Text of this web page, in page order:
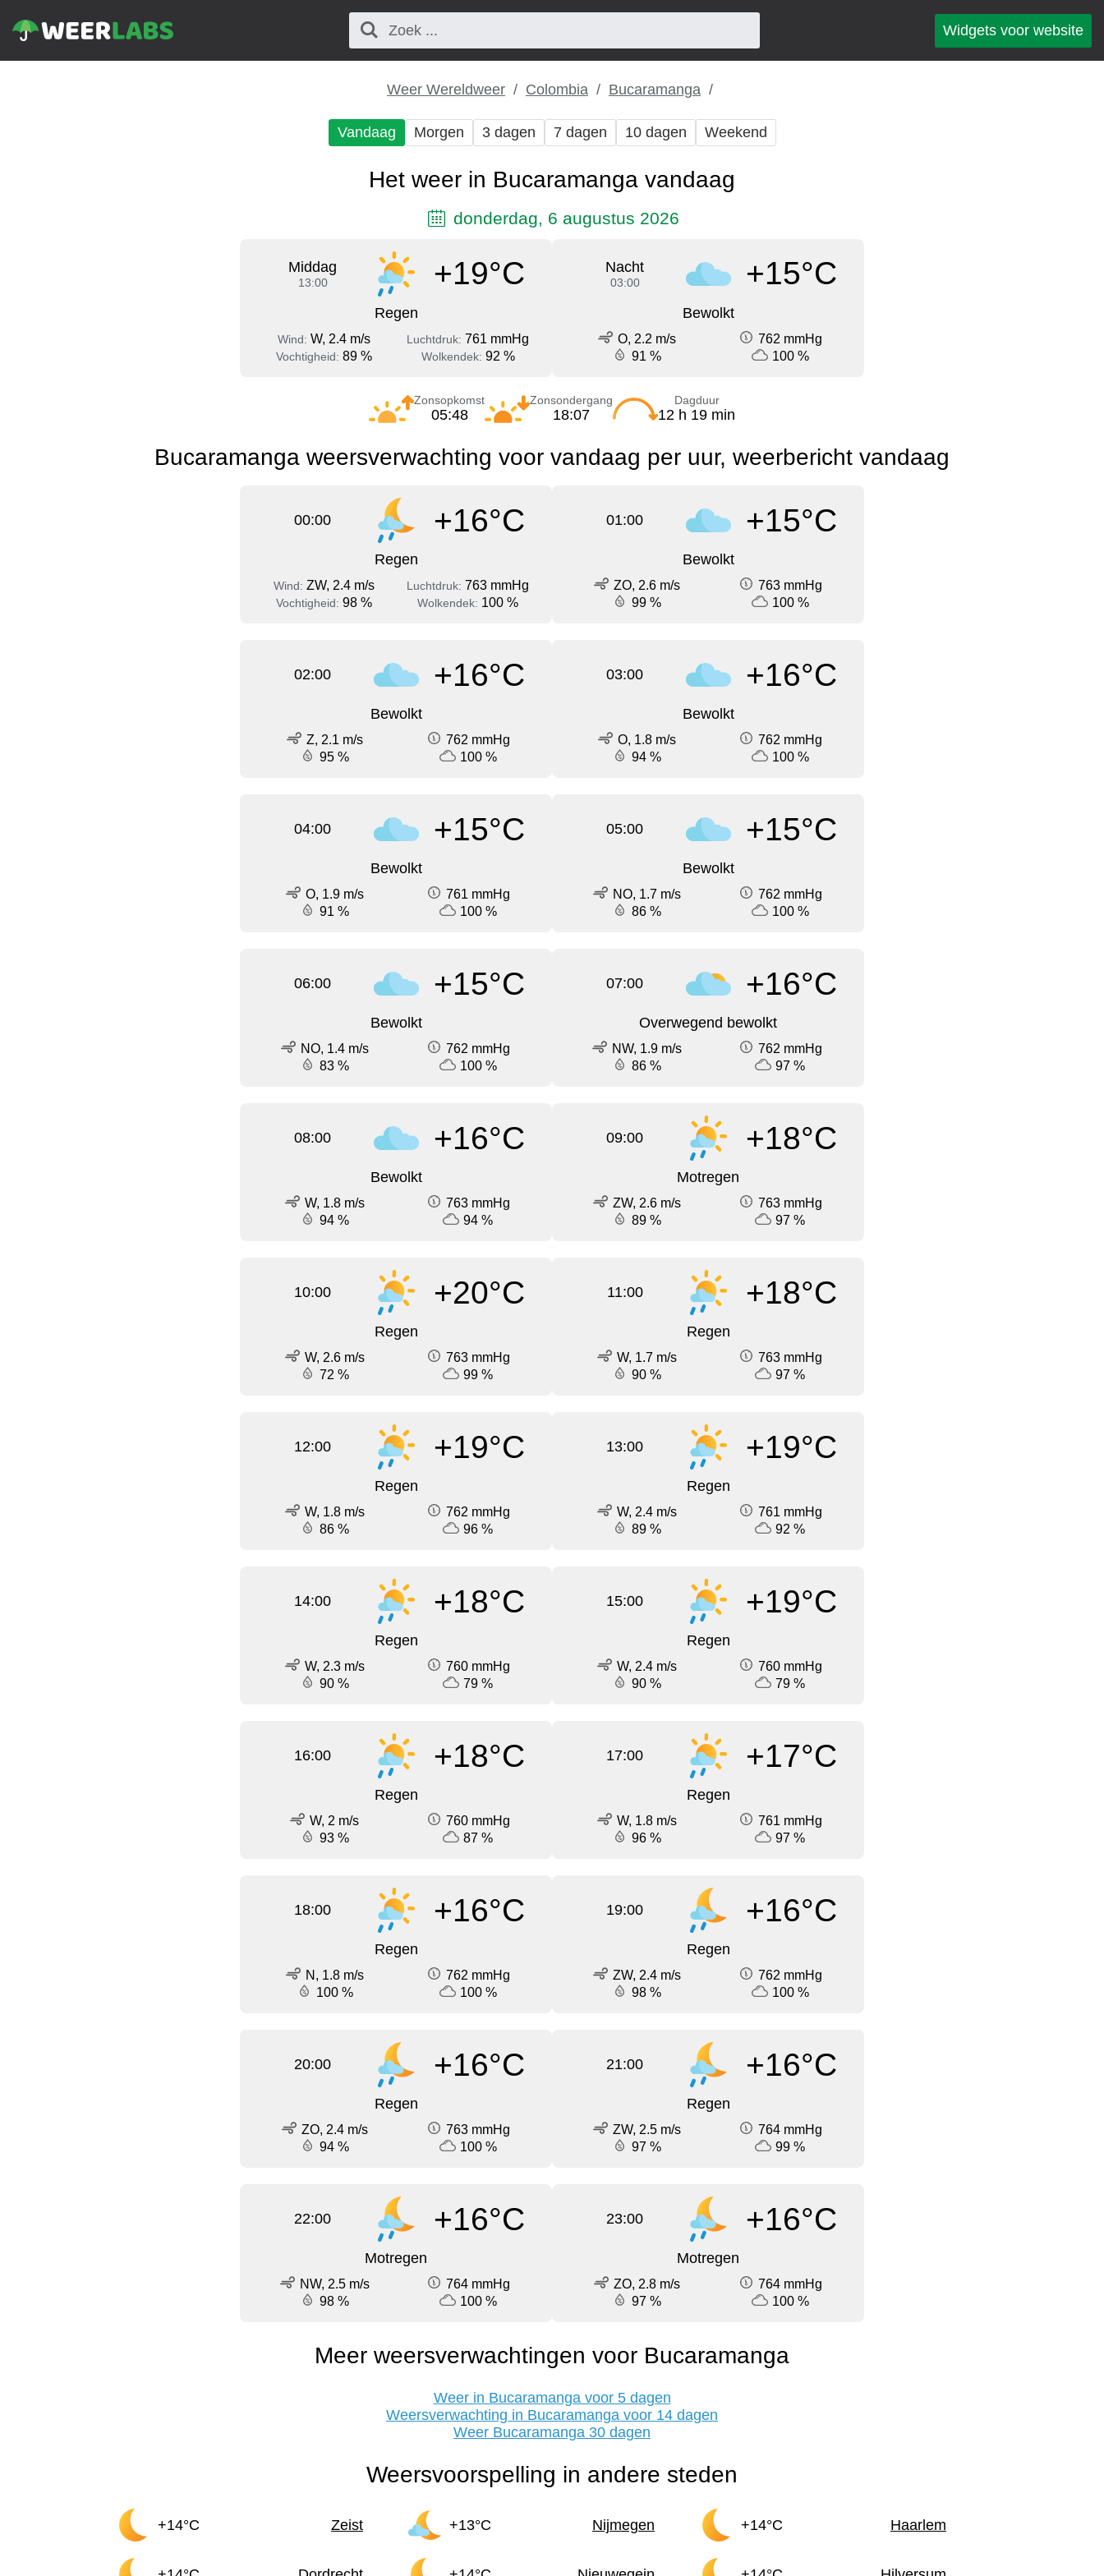
Widgets voor website
Weer Wereldweer Colombia Bucaramanga
Vandaag Morgen 3 dagen 7 dagen 10 dagen Weekend
Het weer in Bucaramanga vandaag
donderdag, 6 augustus 2026
Middag
13:00 +19°C
Regen
Wind: W, 2.4 m/s Luchtdruk: 761 mmHg
Vochtigheid: 89 % Wolkendek: 92 %
Nacht
03:00 +15°C
Bewolkt
O, 2.2 m/s
762 mmHg
91 %
100 %
Zonsopkomst
05:48
Zonsondergang
18:07
Dagduur
12 h 19 min
Bucaramanga weersverwachting voor vandaag per uur, weerbericht vandaag
00:00 +16°C
Regen
Wind: ZW, 2.4 m/s Luchtdruk: 763 mmHg
Vochtigheid: 98 % Wolkendek: 100 %
01:00 +15°C
Bewolkt
ZO, 2.6 m/s
763 mmHg
99 %
100 %
02:00 +16°C
Bewolkt
Z, 2.1 m/s
762 mmHg
95 %
100 %
03:00 +16°C
Bewolkt
O, 1.8 m/s
762 mmHg
94 %
100 %
04:00 +15°C
Bewolkt
O, 1.9 m/s
761 mmHg
91 %
100 %
05:00 +15°C
Bewolkt
NO, 1.7 m/s
762 mmHg
86 %
100 %
06:00 +15°C
Bewolkt
NO, 1.4 m/s
762 mmHg
83 %
100 %
07:00 +16°C
Overwegend bewolkt
NW, 1.9 m/s
762 mmHg
86 %
97 %
08:00 +16°C
Bewolkt
W, 1.8 m/s
763 mmHg
94 %
94 %
09:00 +18°C
Motregen
ZW, 2.6 m/s
763 mmHg
89 %
97 %
10:00 +20°C
Regen
W, 2.6 m/s
763 mmHg
72 %
99 %
11:00 +18°C
Regen
W, 1.7 m/s
763 mmHg
90 %
97 %
12:00 +19°C
Regen
W, 1.8 m/s
762 mmHg
86 %
96 %
13:00 +19°C
Regen
W, 2.4 m/s
761 mmHg
89 %
92 %
14:00 +18°C
Regen
W, 2.3 m/s
760 mmHg
90 %
79 %
15:00 +19°C
Regen
W, 2.4 m/s
760 mmHg
90 %
79 %
16:00 +18°C
Regen
W, 2 m/s
760 mmHg
93 %
87 %
17:00 +17°C
Regen
W, 1.8 m/s
761 mmHg
96 %
97 %
18:00 +16°C
Regen
N, 1.8 m/s
762 mmHg
100 %
100 %
19:00 +16°C
Regen
ZW, 2.4 m/s
762 mmHg
98 %
100 %
20:00 +16°C
Regen
ZO, 2.4 m/s
763 mmHg
94 %
100 %
21:00 +16°C
Regen
ZW, 2.5 m/s
764 mmHg
97 %
99 %
22:00 +16°C
Motregen
NW, 2.5 m/s
764 mmHg
98 %
100 %
23:00 +16°C
Motregen
ZO, 2.8 m/s
764 mmHg
97 %
100 %
Meer weersverwachtingen voor Bucaramanga
Weer in Bucaramanga voor 5 dagen
Weersverwachting in Bucaramanga voor 14 dagen
Weer Bucaramanga 30 dagen
Weersvoorspelling in andere steden
+14°C Zeist +13°C Nijmegen +14°C Haarlem